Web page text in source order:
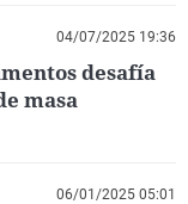
04/07/2025 19:36
desafía
masa
06/01/2025 05:01